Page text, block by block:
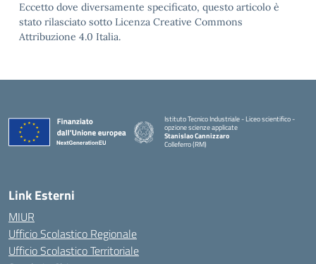
Eccetto dove diversamente specificato, questo articolo è
stato rilasciato sotto Licenza Creative Commons
Attribuzione 4.0 Italia.
Istituto Tecnico Industriale - Liceo scientifico -
opzione scienze applicate
Stanislao Cannizzaro
Colleferro (RM)
Link Esterni
MIUR
Ufficio Scolastico Regionale
Ufficio Scolastico Territoriale